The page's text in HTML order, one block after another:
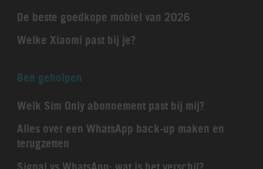
De beste goedkope mobiel van 2026
Welke Xiaomi past bij je?
Ben geholpen
Welk Sim Only abonnement past bij mij?
Alles over een WhatsApp back-up maken en
terugzetten